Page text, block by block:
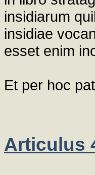
insidiarum
insidiae
esset enim
Et per hoc
Articulus